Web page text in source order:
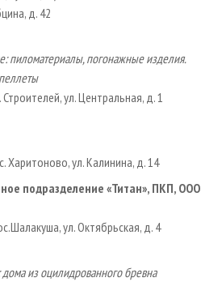
д. 42
пиломатериалы, погонажные изделия.
ул. Центральная, д. 1
Харитоново, ул. Калинина, д. 14
подразделение «Титан», ПКП, ООО
ул. Октябрьская, д. 4
из оцилидрованного бревна